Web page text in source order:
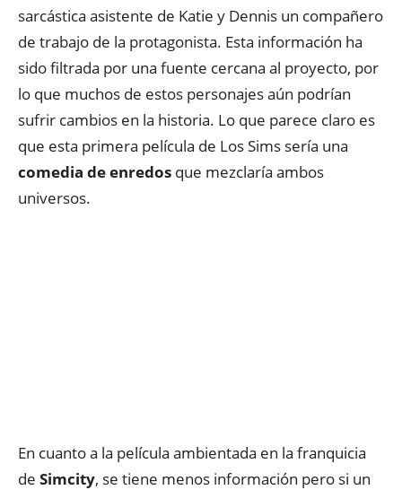
sarcástica asistente de Katie y Dennis un compañero
de trabajo de la protagonista. Esta información ha
sido filtrada por una fuente cercana al proyecto, por
lo que muchos de estos personajes aún podrían
sufrir cambios en la historia. Lo que parece claro es
que esta primera película de Los Sims sería una
comedia de enredos que mezclaría ambos
universos.
En cuanto a la película ambientada en la franquicia
de Simcity, se tiene menos información pero si un